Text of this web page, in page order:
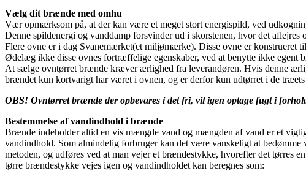
Vælg dit brænde med omhu
Vær opmærksom på, at der kan være et meget stort energispild, ved
Denne spildenergi og vanddamp forsvinder ud i skorstenen, hvor det
Flere ovne er i dag Svanemærket(et miljømærke). Disse ovne er konstrueret
Ødelæg ikke disse ovnes fortræffelige egenskaber, ved at benytte ikke
At sælge ovntørret brænde kræver ærlighed fra leverandøren. Hvis denne
brændet kun kortvarigt har været i ovnen, og er derfor kun udtørret i de
OBS! Ovntørret brænde der opbevares i det fri, vil igen optage fugt i
Bestemmelse af vandindhold i brænde
Brænde indeholder altid en vis mængde vand og mængden af vand er et
vandindhold. Som almindelig forbruger kan det være vanskeligt at
metoden, og udføres ved at man vejer et brændestykke, hvorefter det
tørre brændestykke vejes igen og vandindholdet kan beregnes som: